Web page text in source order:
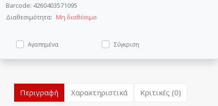
Barcode: 4260403571095
Διαθεσιμότητα: Μη διαθέσιμο
Αγαπημένα Σύγκριση
Περιγραφή Χαρακτηριστικά Κριτικές (0)